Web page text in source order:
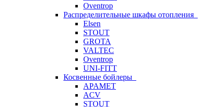
Oventrop
Распределительные шкафы отопления
Elsen
STOUT
GROTA
VALTEC
Oventrop
UNI-FITT
Косвенные бойлеры
APAMET
ACV
STOUT